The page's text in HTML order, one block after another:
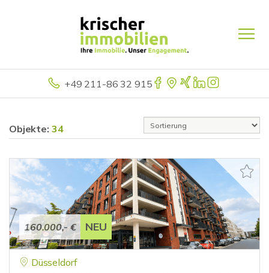
+49 211-86 32 915
Objekte: 34
160.000,- € NEU
Düsseldorf